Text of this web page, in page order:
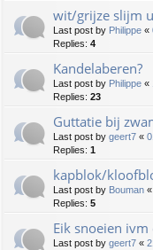
wit/grijze slijm
Last post by Philippe «
Replies: 4
Kandelaberen?
Last post by Philippe «
Replies: 23
Guttatie bij
Last post by geert7 «
Replies: 1
kapblok/
Last post by Bouman «
Replies: 5
Eik snoeien
Last post by geert7 «